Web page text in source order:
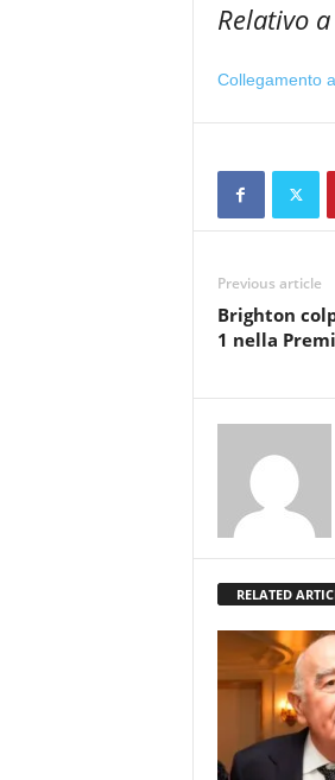
Relativo a
Collegamento
Previous article
Brighton
1 nella
RELATED